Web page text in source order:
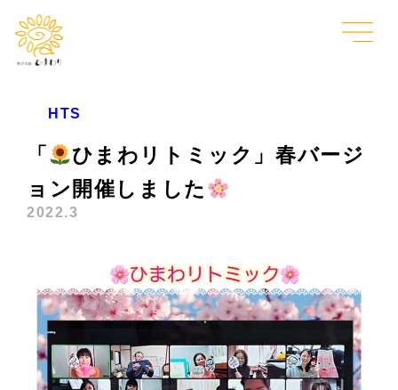
HTS
「
ひまわリトミック」春バージ
ョン開催しました
2022.3